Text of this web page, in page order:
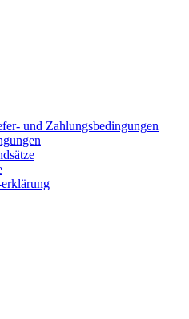
und Zahlungsbedingungen